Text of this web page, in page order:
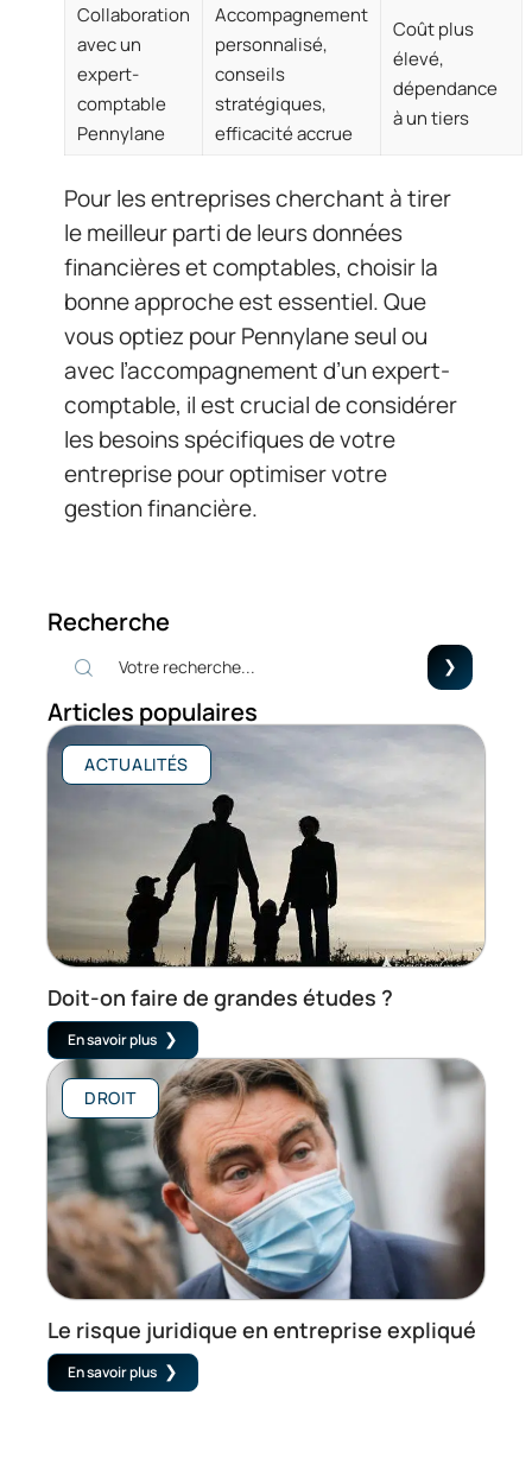
Collaboration
avec un
expert-
comptable
Pennylane
Accompagnement
personnalisé,
conseils
stratégiques,
efficacité accrue
Coût plus
élevé,
dépendance
à un tiers
Pour les entreprises cherchant à tirer
le meilleur parti de leurs données
financières et comptables, choisir la
bonne approche est essentiel. Que
vous optiez pour Pennylane seul ou
avec l’accompagnement d’un expert-
comptable, il est crucial de considérer
les besoins spécifiques de votre
entreprise pour optimiser votre
gestion financière.
Recherche
Articles populaires
ACTUALITÉS
Doit-on faire de grandes études ?
En savoir plus
DROIT
Le risque juridique en entreprise expliqué
En savoir plus